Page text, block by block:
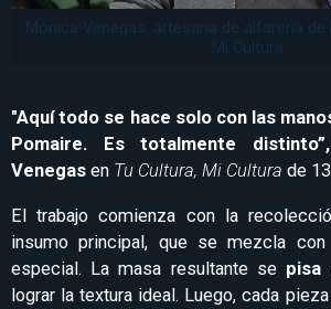
Mónica Venegas, artesana de alfarería de
Mi Cultura
"Aquí todo se hace solo con las
Pomaire. Es totalmente
Venegas en Tu Cultura, Mi Cultura de
El trabajo comienza con la
insumo principal, que se mezcla
especial. La masa resultante se pisa
lograr la textura ideal. Luego, cada